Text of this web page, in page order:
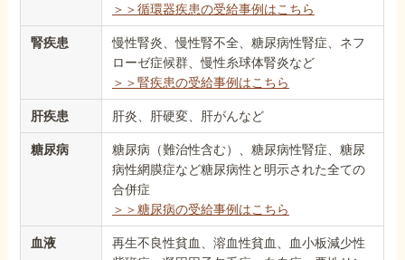
＞＞循環器疾患の受給事例はこちら
腎疾患
慢性腎炎、慢性腎不全、糖尿病性腎症、ネフ
ローゼ症候群、慢性糸球体腎炎など
＞＞腎疾患の受給事例はこちら
肝疾患 肝炎、肝硬変、肝がんなど
糖尿病
糖尿病（難治性含む）、糖尿病性腎症、糖尿
病性網膜症など糖尿病性と明示された全ての
合併症
＞＞糖尿病の受給事例はこちら
血液
再生不良性貧血、溶血性貧血、血小板減少性